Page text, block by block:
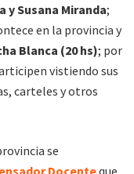
y Susana Miranda;
en la provincia y
Blanca (20 hs); por
vistiendo sus
carteles y otros
se
Docenteque